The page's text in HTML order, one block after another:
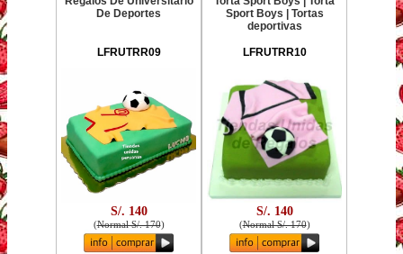
De Deportes
LFRUTRR09
S/. 140
(Normal S/. 170)
Sport Boys | Tortas
deportivas
LFRUTRR10
S/. 140
(Normal S/. 170)